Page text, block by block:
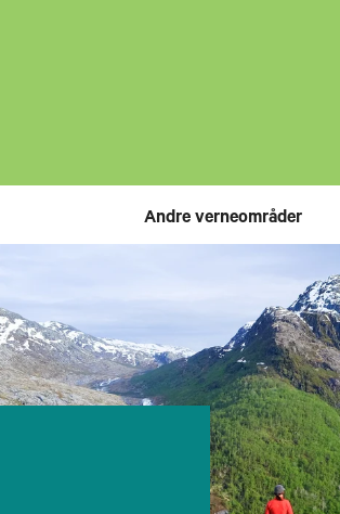
Andre verneområder